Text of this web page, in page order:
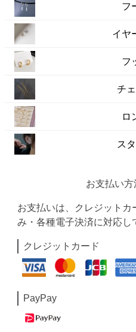
フ
イヤ
フ
チ
ロ
ス
お支払い方
お支払いは、クレジットカ
み・各種電子決済に対応し
クレジットカード
PayPay